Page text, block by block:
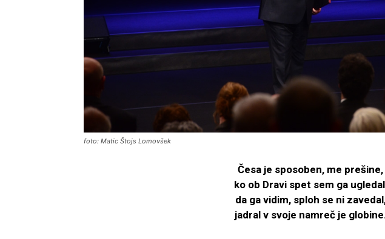
foto: Matic Štojs Lomovšek
Česa je sposoben, me prešine,
ko ob Dravi spet sem ga
da ga vidim, sploh se ni
jadral v svoje namreč je